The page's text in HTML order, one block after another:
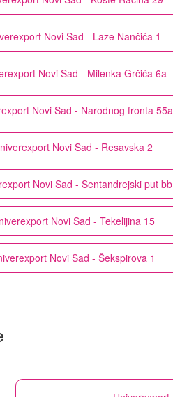
Novi Sad - Laze Nančića 1
Novi Sad - Milenka Grčića 6a
Novi Sad - Narodnog fronta 55a
Novi Sad - Resavska 2
Novi Sad - Sentandrejski put bb
Novi Sad - Tekelijina 15
Novi Sad - Šekspirova 1